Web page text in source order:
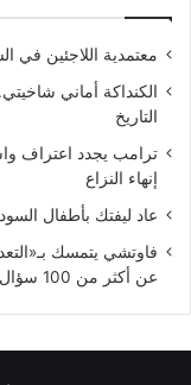
معتمدية اللاجئين في
الكنداكة أماني
التاريخ
ترامب يجدد اعتراف
إنهاء النزاع
عاد ليفتك بأطفال
فاوتشي يتمسك
عن أكثر من 100 سؤال